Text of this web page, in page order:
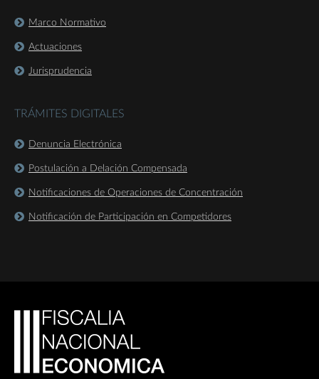
Marco Normativo
Actuaciones
Jurisprudencia
TRÁMITES DIGITALES
Denuncia Electrónica
Postulación a Delación Compensada
Notificaciones de Operaciones de Concentración
Notificación de Participación en Competidores